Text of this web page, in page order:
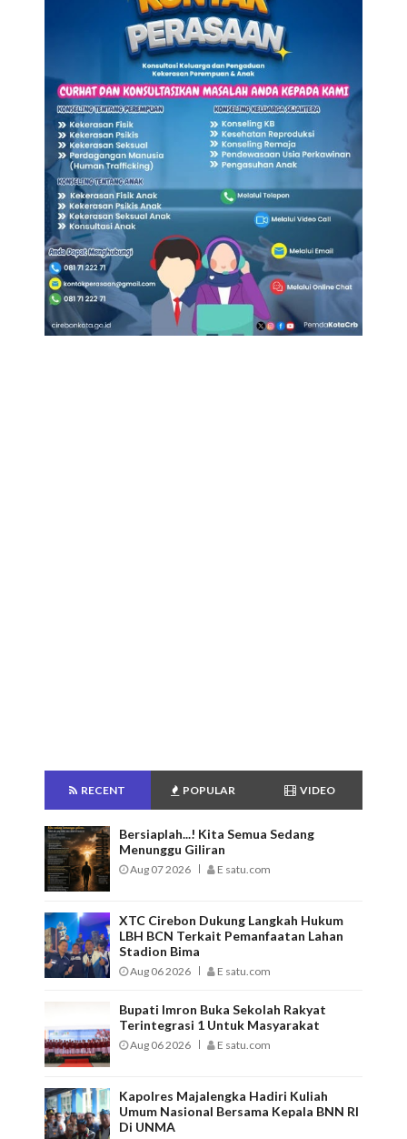
RECENT POPULAR VIDEO
Bersiaplah...! Kita Semua Sedang
Menunggu Giliran
Aug 07 2026 E satu.com
XTC Cirebon Dukung Langkah Hukum
LBH BCN Terkait Pemanfaatan Lahan
Stadion Bima
Aug 06 2026 E satu.com
Bupati Imron Buka Sekolah Rakyat
Terintegrasi 1 Untuk Masyarakat
Aug 06 2026 E satu.com
Kapolres Majalengka Hadiri Kuliah
Umum Nasional Bersama Kepala BNN RI
Di UNMA